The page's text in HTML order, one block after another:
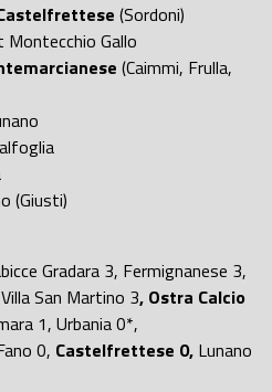
(Sordoni)
Gallo
(Caimmi, Frulla,
(Giusti)
Gradara 3, Fermignanese 3,
San Martino 3, Ostra Calcio
1, Urbania 0*,
0, Castelfrettese 0, Lunano